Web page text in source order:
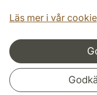
Läs mer i vår